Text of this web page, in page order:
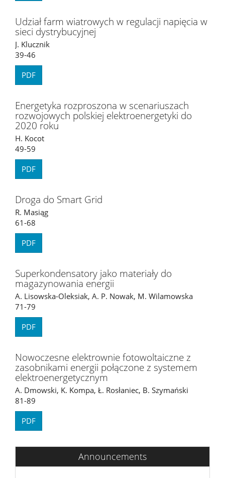
Udział farm wiatrowych w regulacji napięcia w
sieci dystrybucyjnej
J. Klucznik
39-46
PDF
Energetyka rozproszona w scenariuszach
rozwojowych polskiej elektroenergetyki do
2020 roku
H. Kocot
49-59
PDF
Droga do Smart Grid
R. Masiąg
61-68
PDF
Superkondensatory jako materiały do
magazynowania energii
A. Lisowska-Oleksiak, A. P. Nowak, M. Wilamowska
71-79
PDF
Nowoczesne elektrownie fotowoltaiczne z
zasobnikami energii połączone z systemem
elektroenergetycznym
A. Dmowski, K. Kompa, Ł. Rosłaniec, B. Szymański
81-89
PDF
Announcements